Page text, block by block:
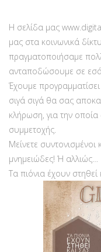
H σελίδα μας
μας στα κοινωνικά
πραγματοποιήσαμε
ανταποδώσουμε σε
Έχουμε
σιγά σιγά θα σας
κλήρωση, για την
συμμετοχής.
Μείνετε
μνημειώδες! Ή αλλιώς…
Τα πιόνια έχουν στηθεί